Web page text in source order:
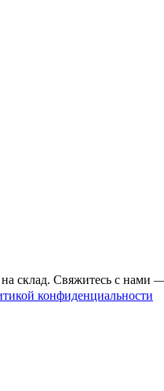
склад. Свяжитесь с
конфиденциальности